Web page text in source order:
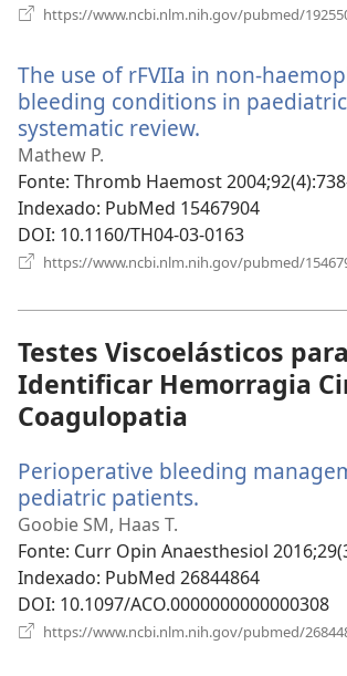
https://www.ncbi.nlm.nih.gov/pubmed/
The use of rFVIIa in non-
bleeding conditions in
systematic review.
nova
janela)
Mathew P.
Fonte‎: Thromb Haemost
Indexado‎: PubMed 15467904
DOI‎: 10.1160/TH04-03-0163
https://www.ncbi.nlm.nih.gov/pubmed/
Testes Viscoelásticos para
Identificar Hemorragia
Coagulopatia
Perioperative bleeding
pediatric patients.
nova
janela)
Goobie SM, Haas T.
Fonte‎: Curr Opin Anaesthesiol
Indexado‎: PubMed 26844864
DOI‎: 10.1097/ACO.0000000000000308
https://www.ncbi.nlm.nih.gov/pubmed/